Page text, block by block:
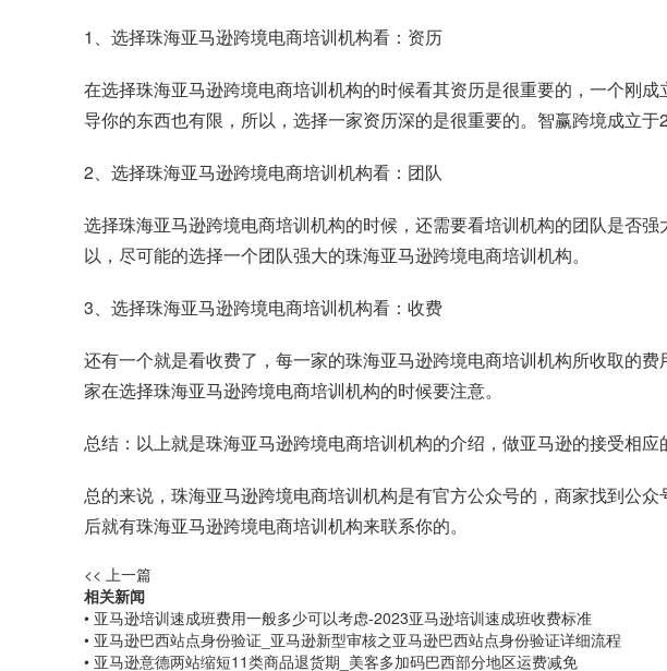
1、选择珠海亚马逊跨境电商培训机构看：资历
在选择珠海亚马逊跨境电商培训机构的时候看其资历是很重要的，一个刚
导你的东西也有限，所以，选择一家资历深的是很重要的。智赢跨境成立
2、选择珠海亚马逊跨境电商培训机构看：团队
选择珠海亚马逊跨境电商培训机构的时候，还需要看培训机构的团队是否
以，尽可能的选择一个团队强大的珠海亚马逊跨境电商培训机构。
3、选择珠海亚马逊跨境电商培训机构看：收费
还有一个就是看收费了，每一家的珠海亚马逊跨境电商培训机构所收取的
家在选择珠海亚马逊跨境电商培训机构的时候要注意。
总结：以上就是珠海亚马逊跨境电商培训机构的介绍，做亚马逊的接受相
总的来说，珠海亚马逊跨境电商培训机构是有官方公众号的，商家找到公众
后就有珠海亚马逊跨境电商培训机构来联系你的。
<< 上一篇
相关新闻
• 亚马逊培训速成班费用一般多少可以考虑-2023亚马逊培训速成班收费标准
• 亚马逊巴西站点身份验证_亚马逊新型审核之亚马逊巴西站点身份验证详细流程
• 亚马逊意德两站缩短11类商品退货期_美客多加码巴西部分地区运费减免